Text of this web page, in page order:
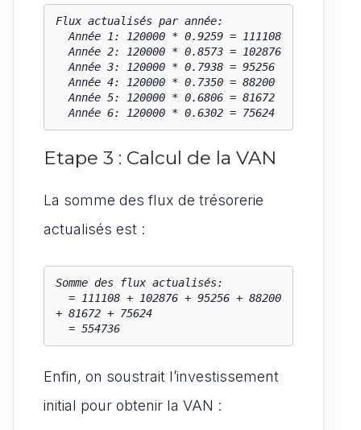
Flux actualisés par année:
  Année 6: 120000 * 0.6302 = 75624
Etape 3 : Calcul de la VAN
La somme des flux de trésorerie
actualisés est :
Somme des flux actualisés:
+ 81672 + 75624
  = 554736
Enfin, on soustrait l’investissement
initial pour obtenir la VAN :